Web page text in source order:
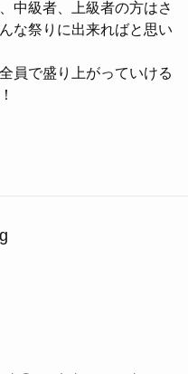
中級者、上級者の方はさ
な祭りに出来ればと思い
員で盛り上がっていける